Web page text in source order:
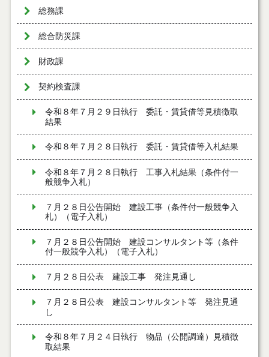
総務課
総合防災課
財政課
契約検査課
令和８年７月２９日執行 委託・賃貸借等見積徴取
結果
令和８年７月２８日執行 委託・賃貸借等入札結果
令和８年７月２８日執行 工事入札結果（条件付一
般競争入札）
７月２８日公告開始 建設工事（条件付一般競争入
札）（電子入札）
７月２８日公告開始 建設コンサルタント等（条件
付一般競争入札）（電子入札）
７月２８日公表 建設工事 発注見通し
７月２８日公表 建設コンサルタント等 発注見通
し
令和８年７月２４日執行 物品（公開調達）見積徴
取結果